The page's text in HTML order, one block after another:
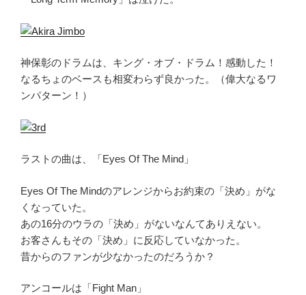
神保彰のドラムは、キング・オブ・ドラム！感動した！
なるちょのベースも相変わらず良かった。（偉大なるワ
ンパターン！）
ラストの曲は、「Eyes Of The Mind」
Eyes Of The Mindのアレンジからお約束の「決め」がな
くなっていた。
あの16分のウラの「決め」がないなんてありえない。
お客さんもその「決め」に反応していなかった。
昔からのファンが少なかったのだろうか？
アンコールは「Fight Man」